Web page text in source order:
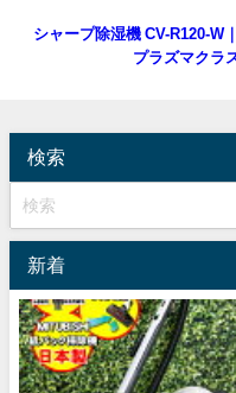
シャープ除湿機 CV-R120-W
プラズマクラ
検索
新着